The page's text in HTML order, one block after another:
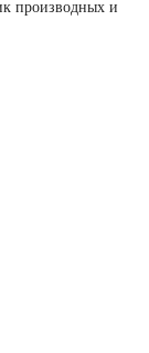
производных и